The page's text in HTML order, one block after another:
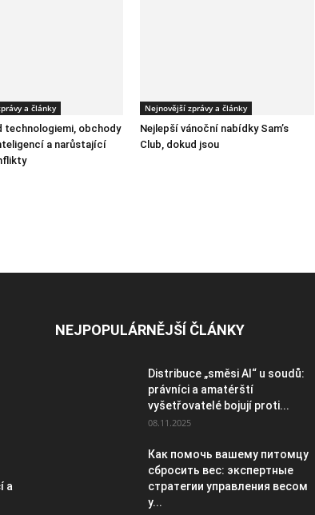
a články
technologiemi, obchody
a narůstající
Nejnovější zprávy a články
Nejlepší vánoční nabídky Sam’s
Club, dokud jsou
a
NEJPOPULÁRNĚJŠÍ ČLÁNKY
Distribuce „směsi AI“ u soudů:
právníci a amatérští
vyšetřovatelé bojují proti...
08.11.2025
Как помочь вашему питомцу
сбросить вес: экспертные
стратегии управления весом
у...